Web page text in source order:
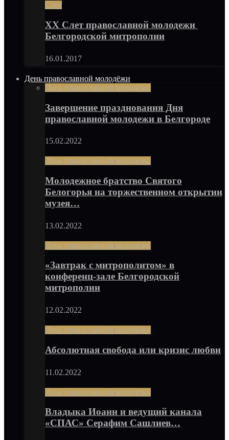
Слёт
XX Слет православной молодежи
Белгородской митрополии
16.01.2017
День православной молодёжи
День православной молодёжи
Завершение празднования Дня
православной молодежи в Белгороде
15.02.2022
День православной молодёжи
Молодежное братство Святого
Белогорья на торжественном открытии
музея…
13.02.2022
День православной молодёжи
«Завтрак с митрополитом» в
конференц-зале Белгородской
митрополии
12.02.2022
День православной молодёжи
Абсолютная свобода или кризис любви
11.02.2022
День православной молодёжи
Владыка Иоанн и ведущий канала
«СПАС» Серафим Сашлиев…